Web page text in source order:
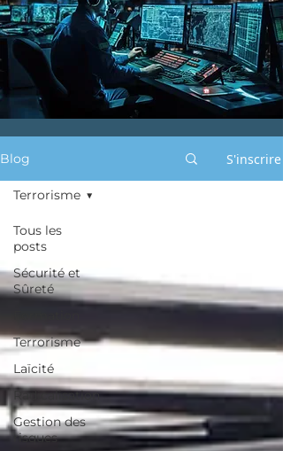
Blog S'inscrire
Tous les
posts
Sécurité et
Sûreté
Terrorisme
Laïcité
Radicalisation
Gestion des
risques
Terrorisme